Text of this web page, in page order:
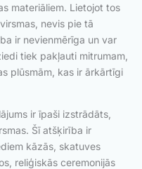
materiāliem. Lietojot tos
nevis pie tā
ir nevienmērīga un var
tiek pakļauti mitrumam,
plūsmām, kas ir ārkārtīgi
ir īpaši izstrādāts,
Šī atšķirība ir
kāzās, skatuves
reliģiskās ceremonijās